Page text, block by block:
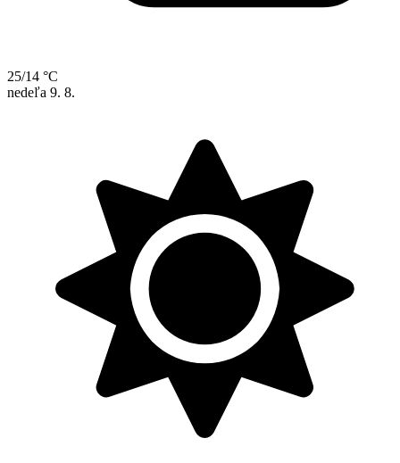
25/14 °C
nedeľa 9. 8.